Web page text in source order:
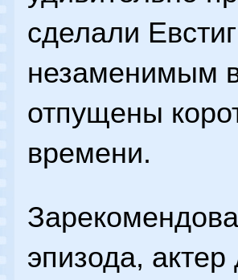
сделали
незаменимым
отпущены
времени.
эпизода,